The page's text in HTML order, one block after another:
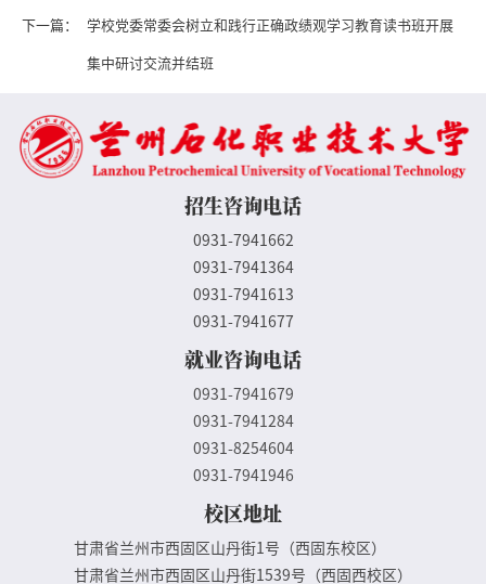
下一篇： 学校党委常委会树立和践行正确政绩观学习教育读书班开展
集中研讨交流并结班
招生咨询电话
0931-7941662
0931-7941364
0931-7941613
0931-7941677
就业咨询电话
0931-7941679
0931-7941284
0931-8254604
0931-7941946
校区地址
甘肃省兰州市西固区山丹街1号（西固东校区）
甘肃省兰州市西固区山丹街1539号（西固西校区）